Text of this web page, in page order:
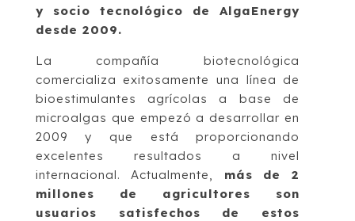
y socio tecnológico de AlgaEnergy
desde 2009.
La compañía biotecnológica
comercializa exitosamente una línea de
bioestimulantes agrícolas a base de
microalgas que empezó a desarrollar en
2009 y que está proporcionando
excelentes resultados a nivel
internacional. Actualmente,
más de 2
millones de agricultores son
usuarios satisfechos de estos